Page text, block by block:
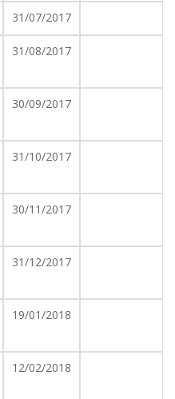
31/07/2017
31/08/2017
30/09/2017
31/10/2017
30/11/2017
31/12/2017
19/01/2018
12/02/2018